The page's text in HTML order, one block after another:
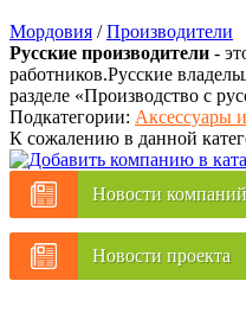
Мордовия /Производители
Русские производители -
работников.Русские
разделе «Производство с
Подкатегории: Аксессуары
К сожалению в данной
Новости компаний
Новости проекта